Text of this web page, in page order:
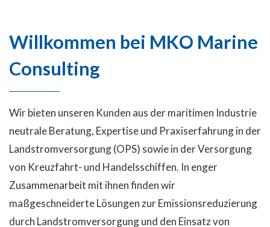
Willkommen bei MKO Marine
Consulting
Wir bieten unseren Kunden aus der maritimen Industrie
neutrale Beratung, Expertise und Praxiserfahrung in der
Landstromversorgung (OPS) sowie in der Versorgung
von Kreuzfahrt- und Handelsschiffen. In enger
Zusammenarbeit mit ihnen finden wir
maßgeschneiderte Lösungen zur Emissionsreduzierung
durch Landstromversorgung und den Einsatz von